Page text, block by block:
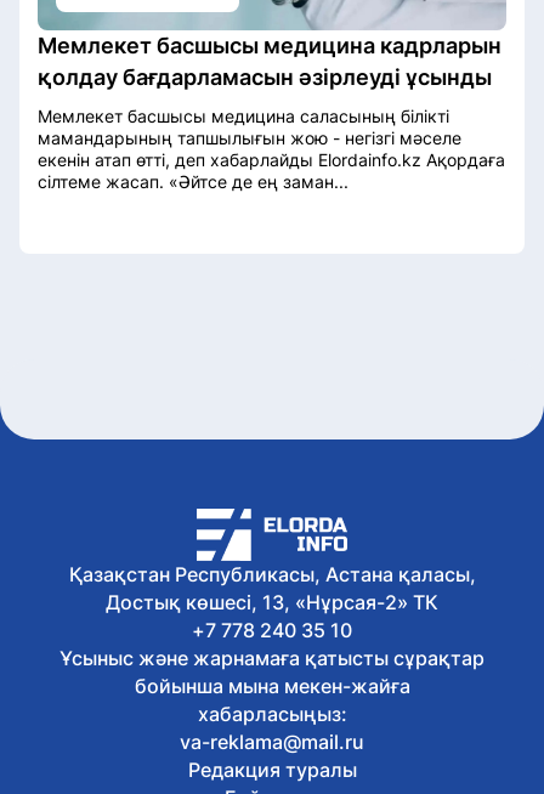
Мемлекет басшысы медицина кадрларын
қолдау бағдарламасын әзірлеуді ұсынды
Мемлекет басшысы медицина саласының білікті
мамандарының тапшылығын жою - негізгі мәселе
екенін атап өтті, деп хабарлайды Elordainfo.kz Ақордаға
сілтеме жасап. «Әйтсе де ең заман...
Қазақстан Республикасы, Астана қаласы,
Достық көшесі, 13, «Нұрсая-2» ТК
+7 778 240 35 10
Ұсыныс және жарнамаға қатысты сұрақтар
бойынша мына мекен-жайға
хабарласыңыз:
va-reklama@mail.ru
Редакция туралы